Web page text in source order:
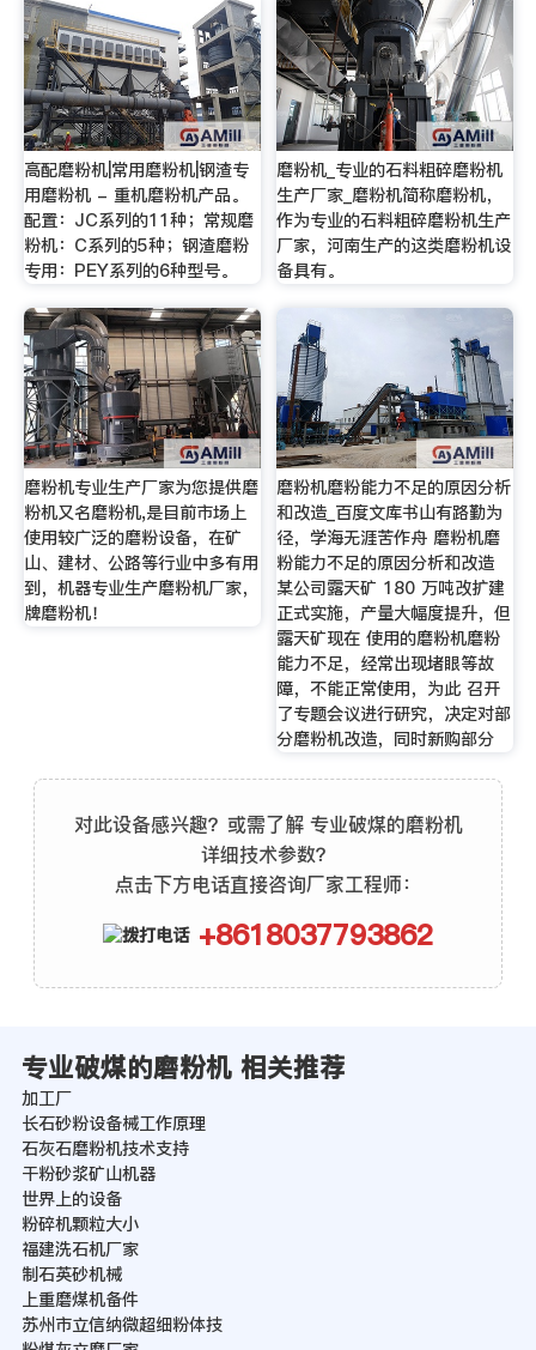
高配磨粉机|常用磨粉机|钢渣专
用磨粉机 - 重机磨粉机产品。
配置：JC系列的11种；常规磨
粉机：C系列的5种；钢渣磨粉
专用：PEY系列的6种型号。
磨粉机_专业的石料粗碎磨粉机
生产厂家_磨粉机简称磨粉机，
作为专业的石料粗碎磨粉机生产
厂家，河南生产的这类磨粉机设
备具有。
磨粉机专业生产厂家为您提供磨
粉机又名磨粉机,是目前市场上
使用较广泛的磨粉设备，在矿
山、建材、公路等行业中多有用
到，机器专业生产磨粉机厂家，
牌磨粉机！
磨粉机磨粉能力不足的原因分析
和改造_百度文库书山有路勤为
径，学海无涯苦作舟 磨粉机磨
粉能力不足的原因分析和改造
某公司露天矿 180 万吨改扩建
正式实施，产量大幅度提升，但
露天矿现在 使用的磨粉机磨粉
能力不足，经常出现堵眼等故
障，不能正常使用，为此 召开
了专题会议进行研究，决定对部
分磨粉机改造，同时新购部分
对此设备感兴趣？或需了解 专业破煤的磨粉机
详细技术参数？
点击下方电话直接咨询厂家工程师：
+8618037793862
专业破煤的磨粉机 相关推荐
加工厂
长石砂粉设备械工作原理
石灰石磨粉机技术支持
干粉砂浆矿山机器
世界上的设备
粉碎机颗粒大小
福建洗石机厂家
制石英砂机械
上重磨煤机备件
苏州市立信纳微超细粉体技